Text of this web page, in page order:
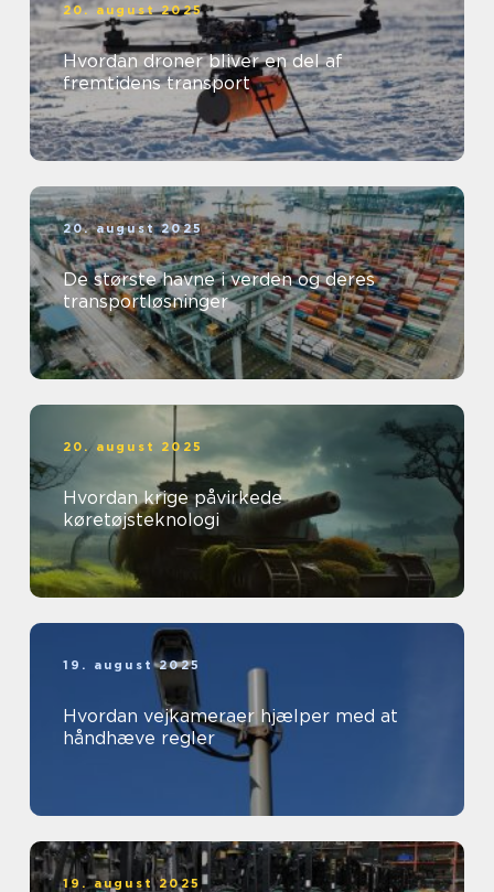
20. august 2025
Hvordan droner bliver en del af
fremtidens transport
20. august 2025
De største havne i verden og deres
transportløsninger
20. august 2025
Hvordan krige påvirkede
køretøjsteknologi
19. august 2025
Hvordan vejkameraer hjælper med at
håndhæve regler
19. august 2025